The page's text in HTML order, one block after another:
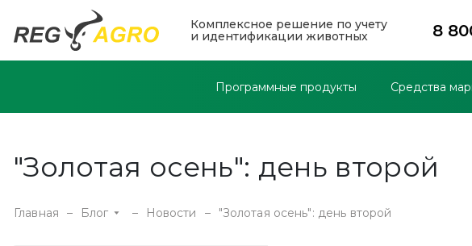
Комплексное решение по учету
и идентификации животных
8
Программные продукты Средства
"Золотая осень": день второй
Главная Блог Новости "Золотая осень": день второй